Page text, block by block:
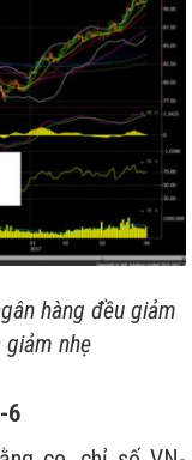
hàng đều giảm
nhẹ
6